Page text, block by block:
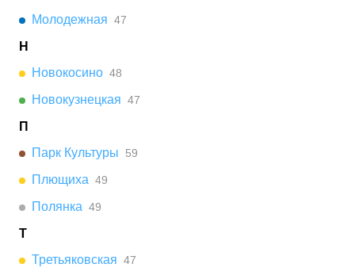
Молодежная 47
Н
Новокосино 48
Новокузнецкая 47
П
Парк Культуры
59
Плющиха 49
Полянка 49
Т
Третьяковская 47